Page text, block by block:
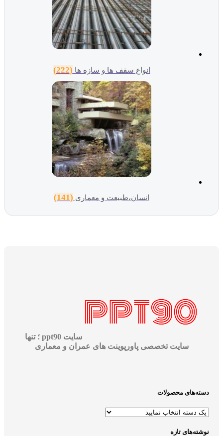
انواع سقف ها و سازه ها (222)
انسان،طبیعت و معماری(141)
سایت ppt90 ؛ تنها
سایت تخصصی پاورپوینت های عمران و معماری
محصولات
تازه